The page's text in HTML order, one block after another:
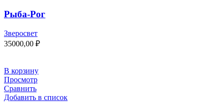
Рыба-Рог
Зверосвет
35000,00 ₽
В корзину
Просмотр
Сравнить
Добавить в список